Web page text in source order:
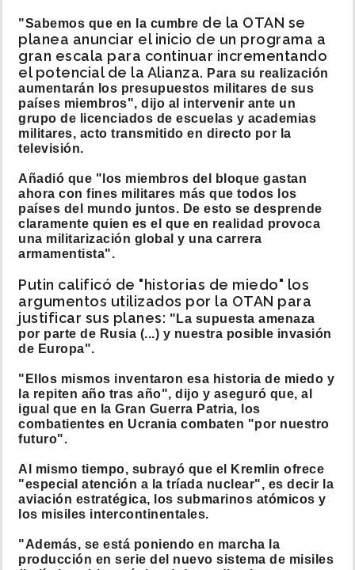
"Sabemos que en la cumbre de la OTAN se
planea anunciar el inicio de un programa a
gran escala para continuar incrementando
el potencial de la Alianza. Para su realización
aumentarán los presupuestos militares de sus
países miembros", dijo al intervenir ante un
grupo de licenciados de escuelas y academias
militares, acto transmitido en directo por la
televisión.
Añadió que "los miembros del bloque gastan
ahora con fines militares más que todos los
países del mundo juntos. De esto se desprende
claramente quien es el que en realidad provoca
una militarización global y una carrera
armamentista".
Putin calificó de "historias de miedo" los
argumentos utilizados por la OTAN para
justificar sus planes: "La supuesta amenaza
por parte de Rusia (...) y nuestra posible invasión
de Europa".
"Ellos mismos inventaron esa historia de miedo y
la repiten año tras año", dijo y aseguró que, al
igual que en la Gran Guerra Patria, los
combatientes en Ucrania combaten "por nuestro
futuro".
Al mismo tiempo, subrayó que el Kremlin ofrece
"especial atención a la tríada nuclear", es decir la
aviación estratégica, los submarinos atómicos y
los misiles intercontinentales.
"Además, se está poniendo en marcha la
producción en serie del nuevo sistema de misiles